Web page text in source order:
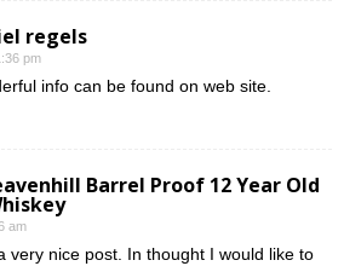
regels
pm
info can be found on web site.
Barrel Proof 12 Year Old
am
very nice post. In thought I would like to